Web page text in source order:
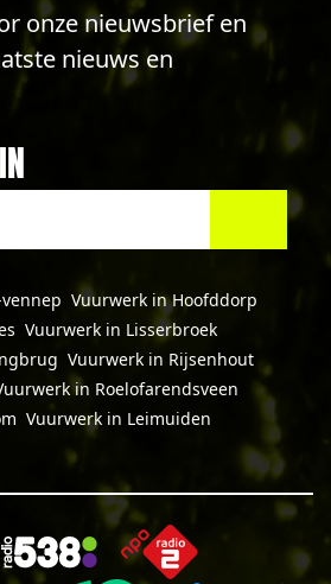
onze nieuwsbrief en
nieuws en
Vuurwerk in Hoofddorp
Vuurwerk in Lisserbroek
Vuurwerk in Rijsenhout
in Roelofarendsveen
Vuurwerk in Leimuiden